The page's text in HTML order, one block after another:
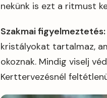
nekünk is ezt a ritmust
Szakmai
kristályokat tartalmaz,
okoznak. Mindig viselj
Kerttervezésnél